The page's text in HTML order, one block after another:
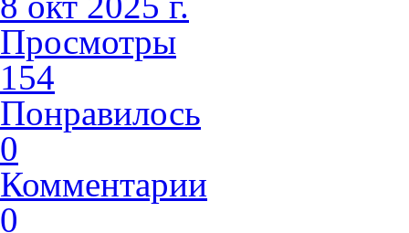
Просмотры
154
Понравилось
0
Комментарии
0